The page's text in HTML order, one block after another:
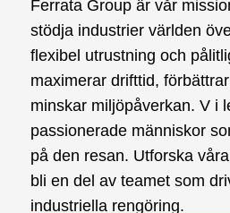
Ferrata Group är vår
stödja industrier världen
flexibel utrustning och
maximerar drifttid,
minskar miljöpåverkan. V i
passionerade människor
på den resan. Utforska
bli en del av teamet som
industriella rengöring.